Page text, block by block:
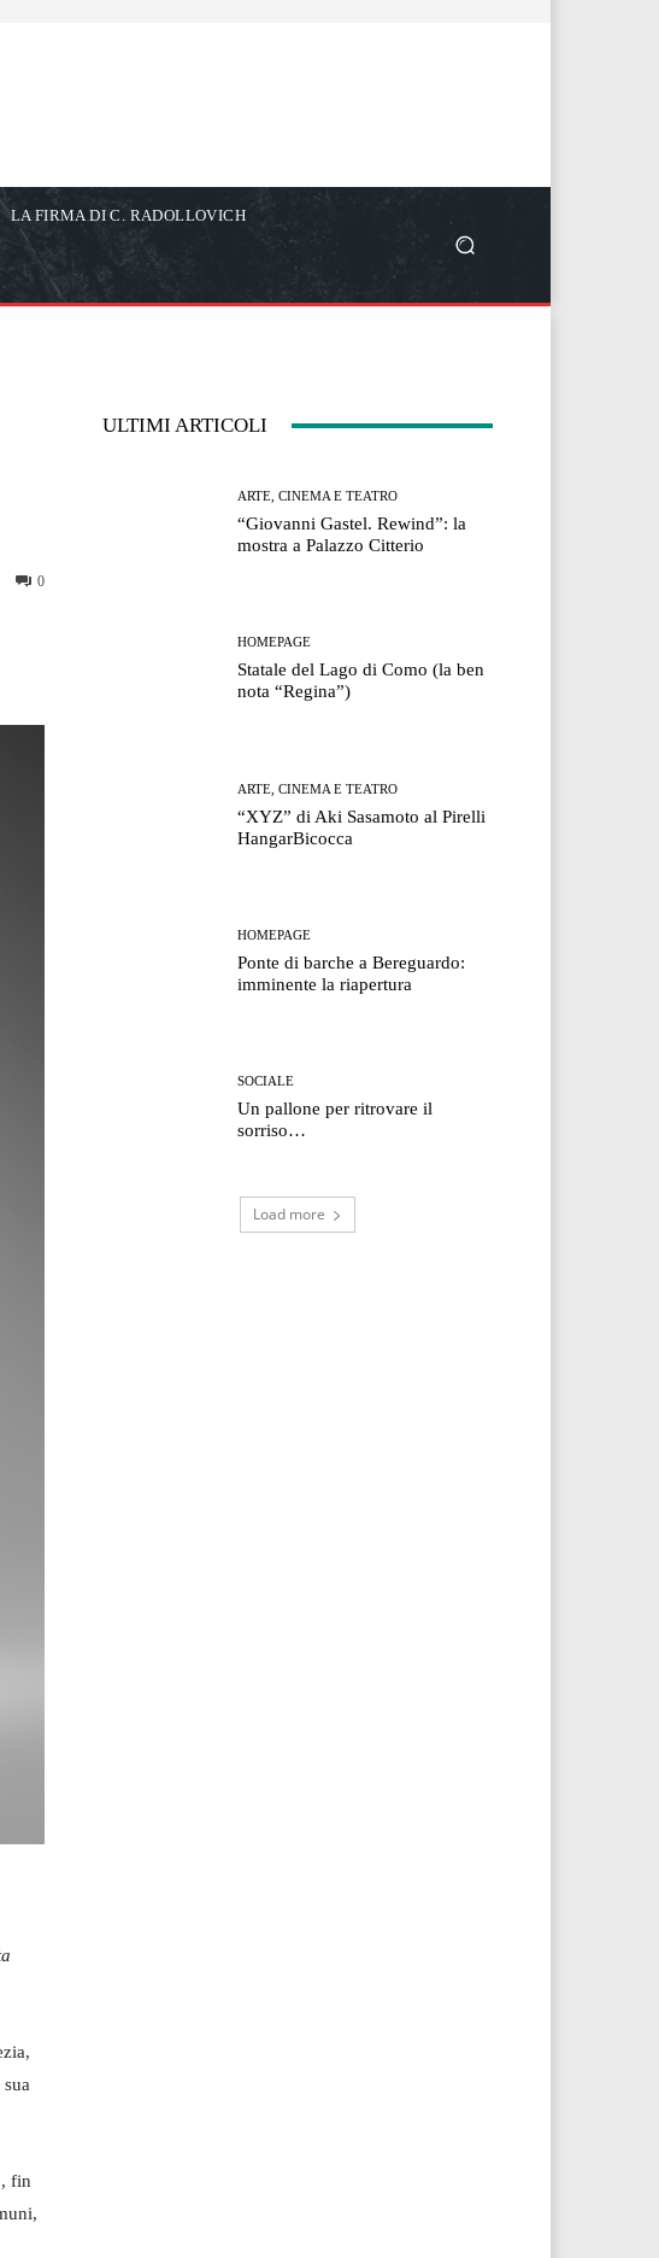
LA FIRMA DI C. RADOLLOVICH
0
fin
ULTIMI ARTICOLI
ARTE, CINEMA E TEATRO
“Giovanni Gastel. Rewind”: la
mostra a Palazzo Citterio
HOMEPAGE
Statale del Lago di Como (la ben
nota “Regina”)
ARTE, CINEMA E TEATRO
“XYZ” di Aki Sasamoto al Pirelli
HangarBicocca
HOMEPAGE
Ponte di barche a Bereguardo:
imminente la riapertura
SOCIALE
Un pallone per ritrovare il
sorriso…
Load more